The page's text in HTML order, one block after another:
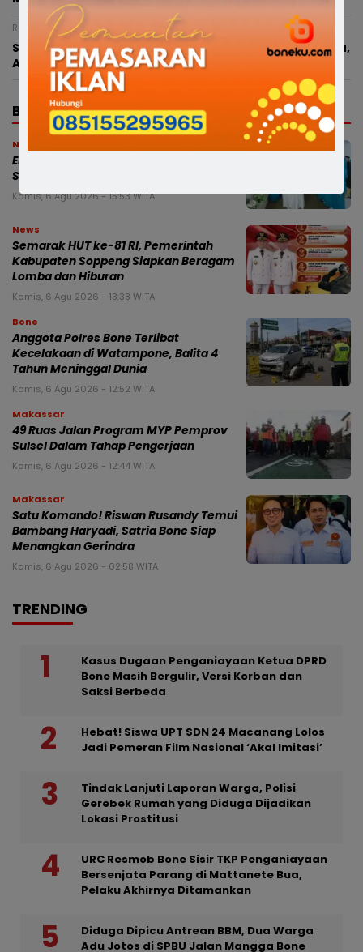
Rabu, 5 Agustus 2026 - 21:18 WITA
Satresnarkoba Polres Bone Ungkap 35 Kasus Narkotika,
Amankan 42 Tersangka dan Sita 78,65 Gram Sabu
BERITA TERBARU
News
Enam Ketua TP PKK Kecamatan di
Soppeng Dilantik
Kamis, 6 Agu 2026 - 15:53 WITA
News
Semarak HUT ke-81 RI, Pemerintah
Kabupaten Soppeng Siapkan Beragam
Lomba dan Hiburan
Kamis, 6 Agu 2026 - 13:38 WITA
Bone
Anggota Polres Bone Terlibat
Kecelakaan di Watampone, Balita 4
Tahun Meninggal Dunia
Kamis, 6 Agu 2026 - 12:52 WITA
Makassar
49 Ruas Jalan Program MYP Pemprov
Sulsel Dalam Tahap Pengerjaan
Kamis, 6 Agu 2026 - 12:44 WITA
Makassar
Satu Komando! Riswan Rusandy Temui
Bambang Haryadi, Satria Bone Siap
Menangkan Gerindra
Kamis, 6 Agu 2026 - 02:58 WITA
TRENDING
Kasus Dugaan Penganiayaan Ketua DPRD
Bone Masih Bergulir, Versi Korban dan
Saksi Berbeda
Hebat! Siswa UPT SDN 24 Macanang Lolos
Jadi Pemeran Film Nasional ‘Akal Imitasi’
Tindak Lanjuti Laporan Warga, Polisi
Gerebek Rumah yang Diduga Dijadikan
Lokasi Prostitusi
URC Resmob Bone Sisir TKP Penganiayaan
Bersenjata Parang di Mattanete Bua,
Pelaku Akhirnya Ditamankan
Diduga Dipicu Antrean BBM, Dua Warga
Adu Jotos di SPBU Jalan Mangga Bone